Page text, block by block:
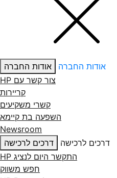
אודות החברה
אודות החברה
צור קשר עם ‏HP
קריירות
קשרי משקיעים
השפעה בת קיימא
Newsroom
דרכים לרכישה
דרכים לרכישה
התקשר היום לנציג HP
חפש משווק